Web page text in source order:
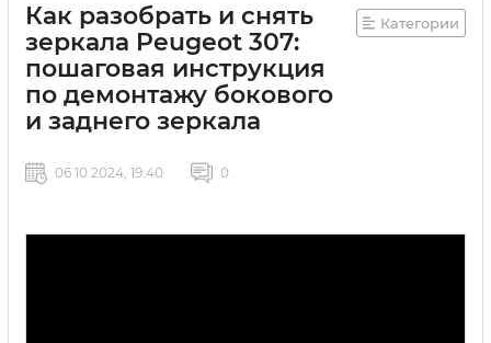
Как разобрать и снять
зеркала Peugeot 307:
пошаговая инструкция
по демонтажу бокового
и заднего зеркала
Категории
06 10 2024, 19:40 0